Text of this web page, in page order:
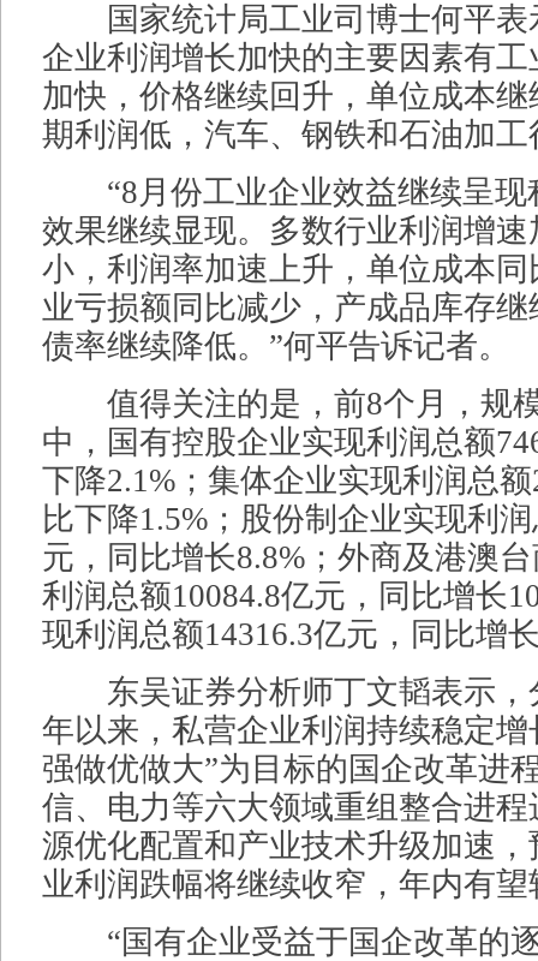
国家统计局工业司博士何平表
企业利润增长加快的主要因素有
加快，价格继续回升，单位成本
期利润低，汽车、钢铁和石油加
“8月份工业企业效益继续呈现
效果继续显现。多数行业利润增
小，利润率加速上升，单位成本
业亏损额同比减少，产成品库存
债率继续降低。”何平告诉记者。
值得关注的是，前8个月，规
中，国有控股企业实现利润总额
下降2.1%；集体企业实现利润总
比下降1.5%；股份制企业实现利
元，同比增长8.8%；外商及港澳
利润总额10084.8亿元，同比增长
现利润总额14316.3亿元，同比增
东吴证券分析师丁文韬表示，
年以来，私营企业利润持续稳定增
强做优做大”为目标的国企改革进
信、电力等六大领域重组整合进
源优化配置和产业技术升级加速
业利润跌幅将继续收窄，年内有望
“国有企业受益于国企改革的